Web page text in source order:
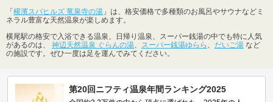
「 横濱スパヒルズ 竜泉寺の湯 」は、格安価格で多種類のお風呂やサウナなどミ
ネラル豊富な天然温泉が楽しめます。
横尾駅の格安で入浴できる温泉、日帰り温泉、スーパー銭湯の中でも特に人気
があるのは、 神辺天然温泉 ぐらんの湯、 スーパー銭湯ゆらら 、 だいご湯 など
の施設です。ぜひ一度は足を運んでみてください。
第20回ニフティ温泉年間ランキング2025